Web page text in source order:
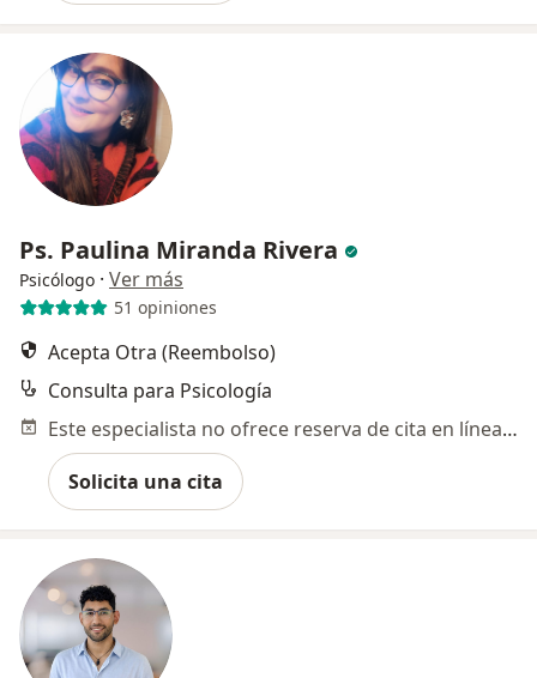
Ps. Paulina Miranda Rivera
Psicólogo · Ver más
51 opiniones
Acepta Otra (Reembolso)
Consulta para Psicología
Este especialista no ofrece reserva de cita en línea en esta dirección.
Solicita una cita